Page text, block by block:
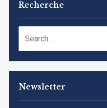
Recherche
Newsletter